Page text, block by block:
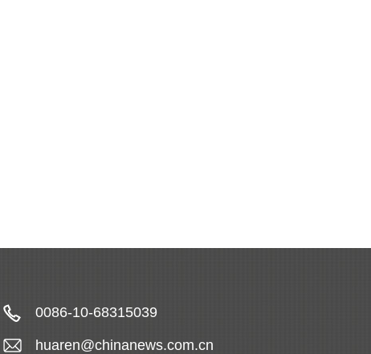
0086-10-68315039
huaren@chinanews.com.cn